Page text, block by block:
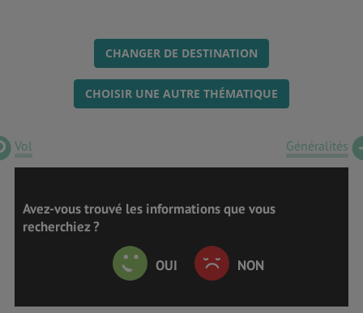
CHANGER DE DESTINATION
CHOISIR UNE AUTRE THÉMATIQUE
Vol Généralités
Avez-vous trouvé les informations que vous
recherchiez ?
OUI NON